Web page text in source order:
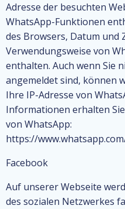
Adresse der besuchten
WhatsApp-Funktionen
des Browsers, Datum
Verwendungsweise von
enthalten. Auch wenn Sie
angemeldet sind, können
Ihre IP-Adresse von
Informationen erhalten
von WhatsApp:
https://
Facebook
Auf unserer Webseite
des sozialen Netzwerkes